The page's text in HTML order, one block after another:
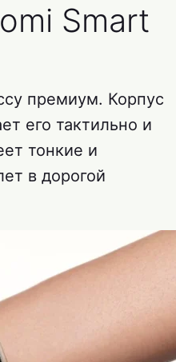
Smart
премиум. Корпус
его тактильно и
тонкие и
в дорогой